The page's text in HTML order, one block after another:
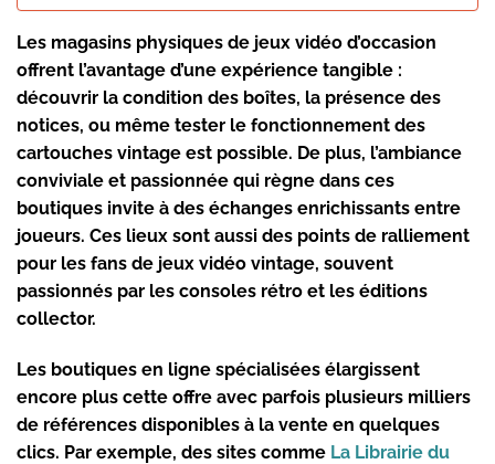
Les magasins physiques de jeux vidéo d’occasion
offrent l’avantage d’une expérience tangible :
découvrir la condition des boîtes, la présence des
notices, ou même tester le fonctionnement des
cartouches vintage est possible. De plus, l’ambiance
conviviale et passionnée qui règne dans ces
boutiques invite à des échanges enrichissants entre
joueurs. Ces lieux sont aussi des points de ralliement
pour les fans de jeux vidéo vintage, souvent
passionnés par les consoles rétro et les éditions
collector.
Les boutiques en ligne spécialisées élargissent
encore plus cette offre avec parfois plusieurs milliers
de références disponibles à la vente en quelques
clics. Par exemple, des sites comme La Librairie du